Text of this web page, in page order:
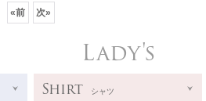
«前 次»
Lady's
Shirt シャツ